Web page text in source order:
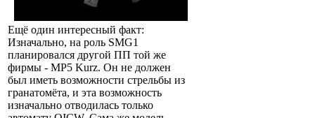
Ещё один интересный факт:
Изначально, на роль SMG1
планировался другой ПП той же
фирмы - MP5 Kurz. Он не должен
был иметь возможности стрельбы из
гранатомёта, и эта возможность
изначально отводилась только